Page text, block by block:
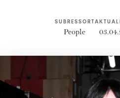
SUBRESSORT
People